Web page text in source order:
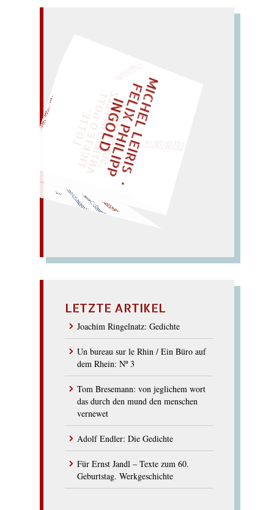
„
S
U
P
P
E
L
E
H
M
A
N
T
I
K
E
S
I
M
P
E
L
Z
T
I
C
K
T
E
O
G
O
T
TL
O
T
T
E
"
S
p
oren (?). – Rosenpore. –
O
pernsohn! so? er! non per
se?..
M
I
C
H
E
L
L
E
I
R
I
S
・
F
E
L
I
X
P
H
I
L
I
P
P
IN
G
O
L
D
EINMAL!
LETZTE ARTIKEL
Joachim Ringelnatz: Gedichte
Un bureau sur le Rhin / Ein Büro auf
dem Rhein: Nº 3
Tom Bresemann: von jeglichem wort
das durch den mund den menschen
vernewet
Adolf Endler: Die Gedichte
Für Ernst Jandl – Texte zum 60.
Geburtstag. Werkgeschichte